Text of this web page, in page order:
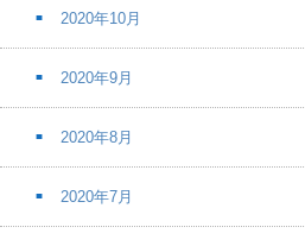
2020年10月
2020年9月
2020年8月
2020年7月